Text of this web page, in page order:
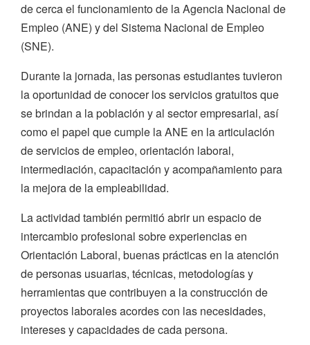
de cerca el funcionamiento de la Agencia Nacional de
Empleo (ANE) y del Sistema Nacional de Empleo
(SNE).
Durante la jornada, las personas estudiantes tuvieron
la oportunidad de conocer los servicios gratuitos que
se brindan a la población y al sector empresarial, así
como el papel que cumple la ANE en la articulación
de servicios de empleo, orientación laboral,
intermediación, capacitación y acompañamiento para
la mejora de la empleabilidad.
La actividad también permitió abrir un espacio de
intercambio profesional sobre experiencias en
Orientación Laboral, buenas prácticas en la atención
de personas usuarias, técnicas, metodologías y
herramientas que contribuyen a la construcción de
proyectos laborales acordes con las necesidades,
intereses y capacidades de cada persona.